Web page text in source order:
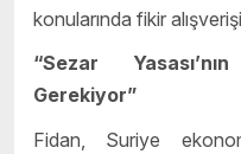
konularında fikir
“Sezar
Gerekiyor”
Fidan, Suriye